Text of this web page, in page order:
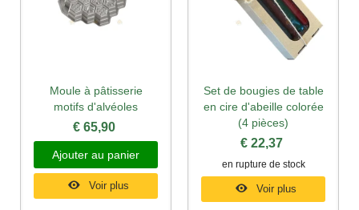
Moule à pâtisserie
motifs d'alvéoles
€ 65,90
Ajouter au panier
Voir plus
Set de bougies de table
en cire d'abeille colorée
(4 pièces)
€ 22,37
en rupture de stock
Voir plus